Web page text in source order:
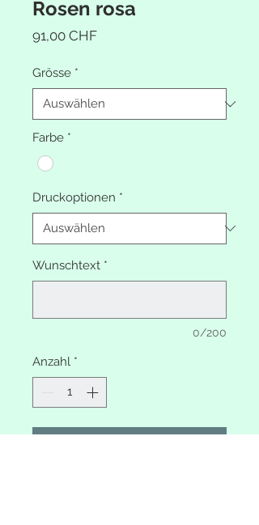
Rosen rosa
91,00 CHFPreis
Grösse *
Farbe *
Druckoptionen *
Wunschtext *
0/200
Anzahl *